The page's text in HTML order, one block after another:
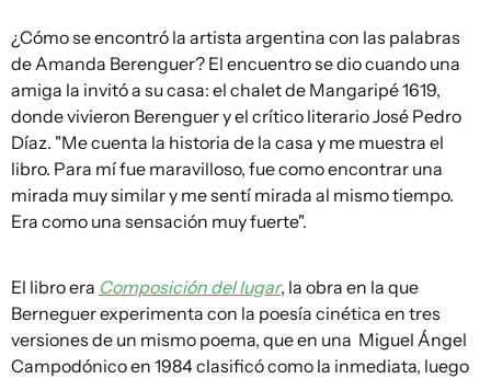
¿Cómo se encontró la artista argentina con las palabras
de Amanda Berenguer? El encuentro se dio cuando una
amiga la invitó a su casa: el chalet de Mangaripé 1619,
donde vivieron Berenguer y el crítico literario José Pedro
Díaz. "Me cuenta la historia de la casa y me muestra el
libro. Para mí fue maravilloso, fue como encontrar una
mirada muy similar y me sentí mirada al mismo tiempo.
Era como una sensación muy fuerte".
El libro era Composición del lugar, la obra en la que
Berneguer experimenta con la poesía cinética en tres
versiones de un mismo poema, que en una Miguel Ángel
Campodónico en 1984 clasificó como la inmediata, luego